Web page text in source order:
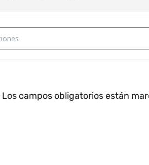
Los campos obligatorios están